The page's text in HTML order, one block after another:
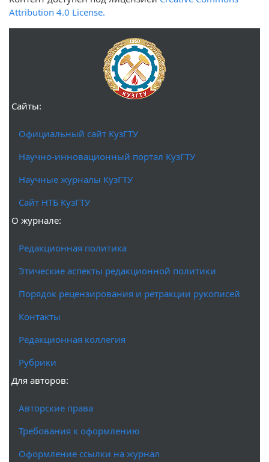
Attribution 4.0 License.
Сайты:
Официальный сайт КузГТУ
Научно-инновационный портал КузГТУ
Научные журналы КузГТУ
Сайт НТБ КузГТУ
О журнале:
Редакционная политика
Этические аспекты редакционной политики
Порядок рецензирования и ретракции рукописей
Контакты
Редакционная коллегия
Рубрики
Для авторов:
Авторские права
Требования к оформлению
Оформление ссылки на журнал